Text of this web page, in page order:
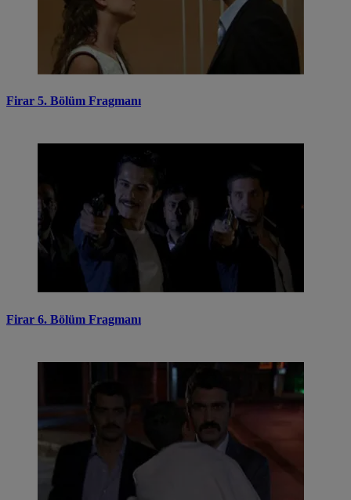
Firar 5. Bölüm Fragmanı
Firar 6. Bölüm Fragmanı